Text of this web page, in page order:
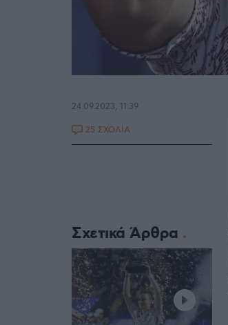
24.09.2023, 11:39
25 ΣΧΟΛΙΑ
Σχετικά Άρθρα